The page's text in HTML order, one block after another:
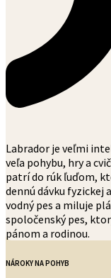
Labrador je veľmi
veľa pohybu, hry a
patrí do rúk ľuďom,
dennú dávku fyzickej
vodný pes a miluje
spoločenský pes,
pánom a rodinou.
NÁROKY NA POHYB